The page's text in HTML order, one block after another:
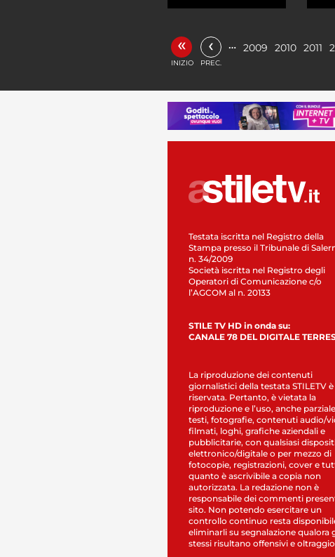
«
INIZIO
‹
PREC.
… 2009 2010 2011
Testata iscritta nel Registro della
Stampa presso il Tribunale di
n. 34/2009
Società iscritta nel Registro degli
Operatori di Comunicazione c/o
l’AGCOM al n. 20133
STILE TV HD in onda su:
CANALE 78 DEL DIGITALE
La riproduzione dei contenuti
giornalistici della testata STILETV è
riservata. Pertanto, è vietata la
riproduzione e l’uso, anche
testi, fotografie, contenuti audio/
filmati, loghi, grafiche aziendali e
pubblicitarie, con qualsiasi
elettronico/digitale o per mezzo di
fotocopie, registrazioni, cover e
quanto è ascrivibile a copia non
autorizzata. La redazione non è
responsabile dei commenti
sito. Non potendo esercitare un
controllo continuo resta
eliminarli su segnalazione qualora
stessi risultano offensivi e